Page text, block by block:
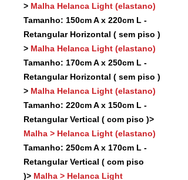
> Malha Helanca Light (elastano)
Tamanho: 150cm A x 220cm L -
Retangular Horizontal ( sem piso )
> Malha Helanca Light (elastano)
Tamanho: 170cm A x 250cm L -
Retangular Horizontal ( sem piso )
> Malha Helanca Light (elastano)
Tamanho: 220cm A x 150cm L -
Retangular Vertical ( com piso )>
Malha > Helanca Light (elastano)
Tamanho: 250cm A x 170cm L -
Retangular Vertical ( com piso
)> Malha > Helanca Light